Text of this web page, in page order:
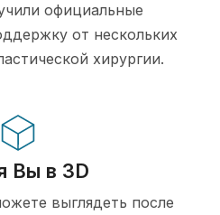
официальные
от нескольких
хирургии.
Вы в 3D
выглядеть после